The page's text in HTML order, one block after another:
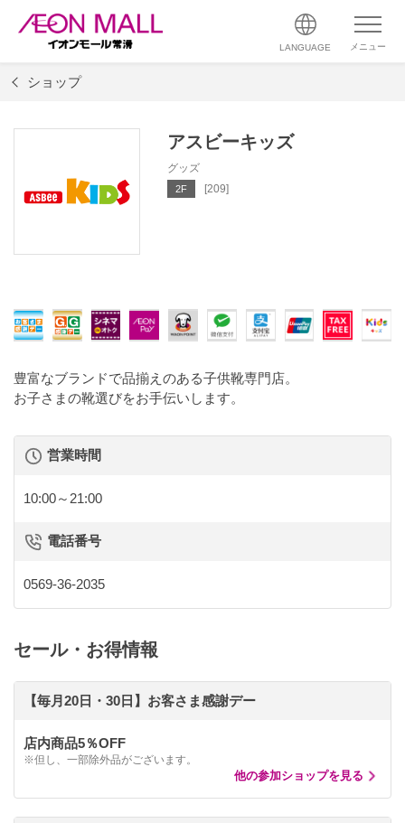
LANGUAGE メニュー
ショップ
アスビーキッズ
グッズ
2F [209]
豊富なブランドで品揃えのある子供靴専門店。
お子さまの靴選びをお手伝いします。
営業時間
10:00～21:00
電話番号
0569-36-2035
セール・お得情報
【毎月20日・30日】お客さま感謝デー
店内商品5％OFF
※但し、一部除外品がございます。
他の参加ショップを見る